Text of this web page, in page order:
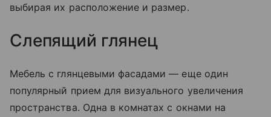
выбирая их расположение и размер.
Слепящий глянец
Мебель с глянцевыми фасадами — еще один
популярный прием для визуального увеличения
пространства. Одна в комнатах с окнами на